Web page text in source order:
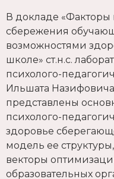
В докладе «Факторы
сбережения
возможностями
школе» ст.н.с.
психолого-
Ильшата
представлены
психолого-
здоровье
модель ее
векторы
образовательных